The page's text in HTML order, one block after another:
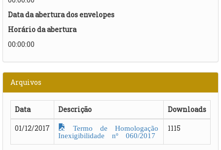
Data da abertura dos envelopes
Horário da abertura
00:00:00
Arquivos
Data Descrição
Downloads
01/12/2017
Termo de Homologação
Inexigibilidade nº 060/2017
1115